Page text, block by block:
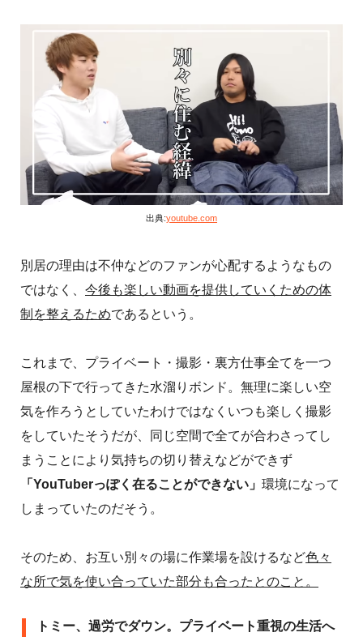
出典:youtube.com
別居の理由は不仲などのファンが心配するようなもの
ではなく、 今後も楽しい動画を提供していくための体
制を整えるためであるという。
これまで、プライベート・撮影・裏方仕事全てを一つ
屋根の下で行ってきた水溜りボンド。無理に楽しい空
気を作ろうとしていたわけではなくいつも楽しく撮影
をしていたそうだが、同じ空間で全てが合わさってし
まうことにより気持ちの切り替えなどができず
「YouTuberっぽく在ることができない」 環境になって
しまっていたのだそう。
そのため、お互い別々の場に作業場を設けるなど色々
な所で気を使い合っていた部分も合ったとのこと。
トミー、過労でダウン。プライベート重視の生活へ